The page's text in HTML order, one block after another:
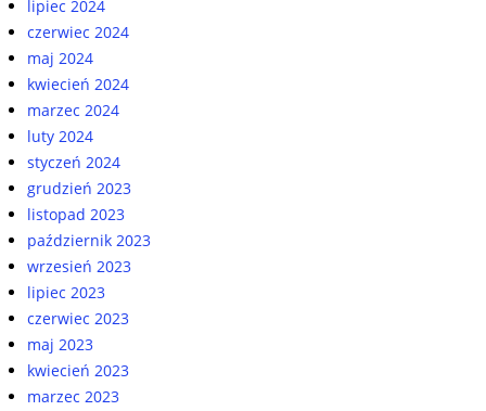
lipiec 2024
czerwiec 2024
maj 2024
kwiecień 2024
marzec 2024
luty 2024
styczeń 2024
grudzień 2023
listopad 2023
październik 2023
wrzesień 2023
lipiec 2023
czerwiec 2023
maj 2023
kwiecień 2023
marzec 2023